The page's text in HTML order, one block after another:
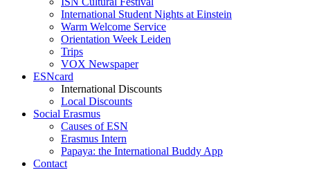
International Student Nights at Einstein
Warm Welcome Service
Orientation Week Leiden
Trips
VOX Newspaper
ESNcard
International Discounts
Local Discounts
Social Erasmus
Causes of ESN
Erasmus Intern
Papaya: the International Buddy App
Contact